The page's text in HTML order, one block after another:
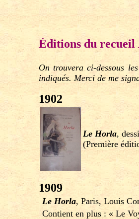
Éditions du recueil
On trouvera ci-dessous
indiqués. Merci de me
1902
Le Horla,
(Première
1909
Le Horla, Paris, Louis
Contient en plus : « Le